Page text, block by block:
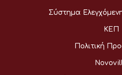
Σύστημα
ΚΕΠ
Πολιτική